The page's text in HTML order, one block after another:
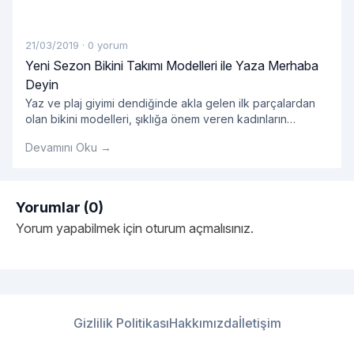
21/03/2019 · 0 yorum
Yeni Sezon Bikini Takımı Modelleri ile Yaza Merhaba
Deyin
Yaz ve plaj giyimi dendiğinde akla gelen ilk parçalardan
olan bikini modelleri, şıklığa önem veren kadınların
birlikte yeni sezon bikini modelleri de özellikle kadın
sezon ürünlerini sizlerle buluşturan Enntrend, farklı beden
ve alternatif renk
Devamını Oku →
Yorumlar (0)
Yorum yapabilmek için oturum açmalısınız.
Gizlilik PolitikasıHakkımızdaİletişim